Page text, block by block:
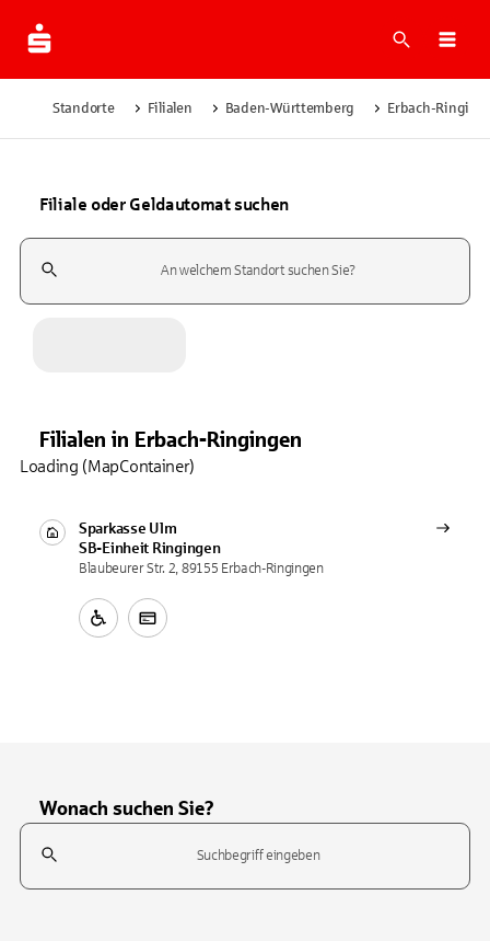
Suche
Standorte Filialen Baden-Württemberg Erbach-
Filiale oder Geldautomat suchen
Suchfeld
Filialen in Erbach-Ringingen
Sparkasse Ulm
SB-Einheit Ringingen
Blaubeurer Str. 2, 89155 Erbach-Ringingen
Loading (MapContainer)
Wonach suchen Sie?
Suchfeld